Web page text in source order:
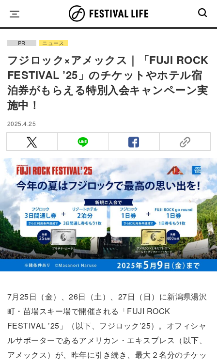
content
PR ニュース
フジロック×アメックス｜「FUJI ROCK
FESTIVAL ’25」のチケットやホテル宿
泊券がもらえる特別入会キャンペーン実
施中！
2025.4.25
7月25日（金）、26日（土）、27日（日）に新潟県湯沢
町・苗場スキー場で開催される「FUJI ROCK
FESTIVAL ’25」（以下、フジロック’25）。オフィシャ
ルサポーターであるアメリカン・エキスプレス（以下、
アメックス）が、昨年に引き続き、最大２名分のチケッ